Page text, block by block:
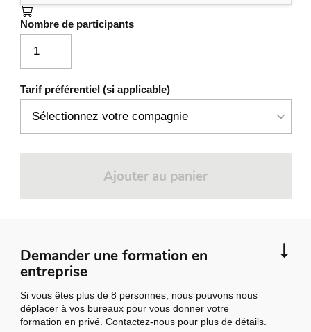
Nombre de participants
Tarif préférentiel (si applicable)
Ajouter au panier
Demander une formation en
entreprise
Si vous êtes plus de 8 personnes, nous pouvons nous
déplacer à vos bureaux pour vous donner votre
formation en privé. Contactez-nous pour plus de détails.